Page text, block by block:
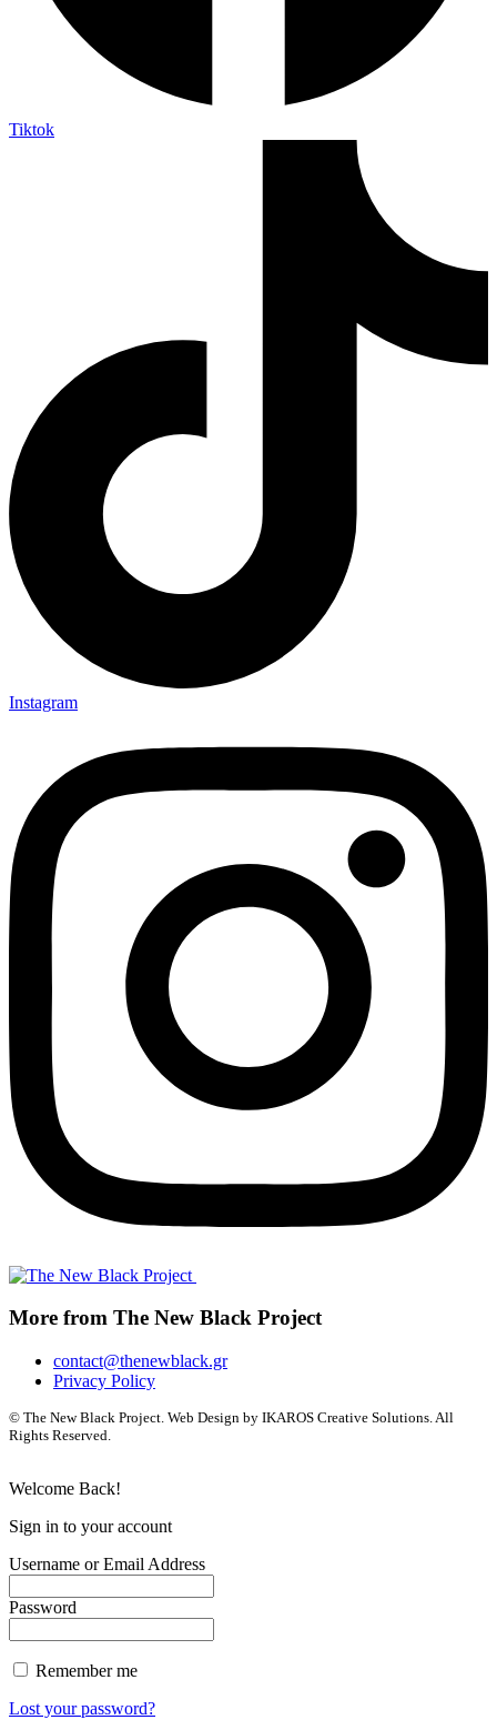
Tiktok
Instagram
More from The New Black Project
contact@thenewblack.gr
Privacy Policy
© The New Black Project. Web Design by IKAROS Creative Solutions. All
Rights Reserved.
Welcome Back!
Sign in to your account
Username or Email Address
Password
Remember me
Lost your password?